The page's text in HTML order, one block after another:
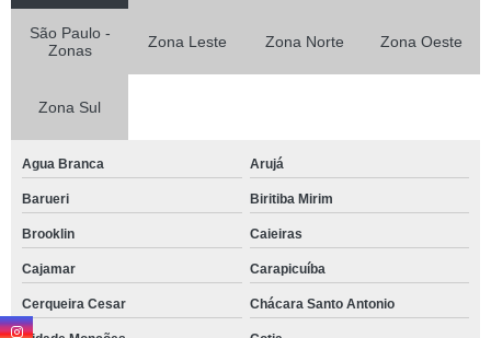
São Paulo -
Zonas
Zona Leste Zona Norte Zona Oeste
Zona Sul
Agua Branca Arujá
Barueri Biritiba Mirim
Brooklin Caieiras
Cajamar Carapicuíba
Cerqueira Cesar Chácara Santo Antonio